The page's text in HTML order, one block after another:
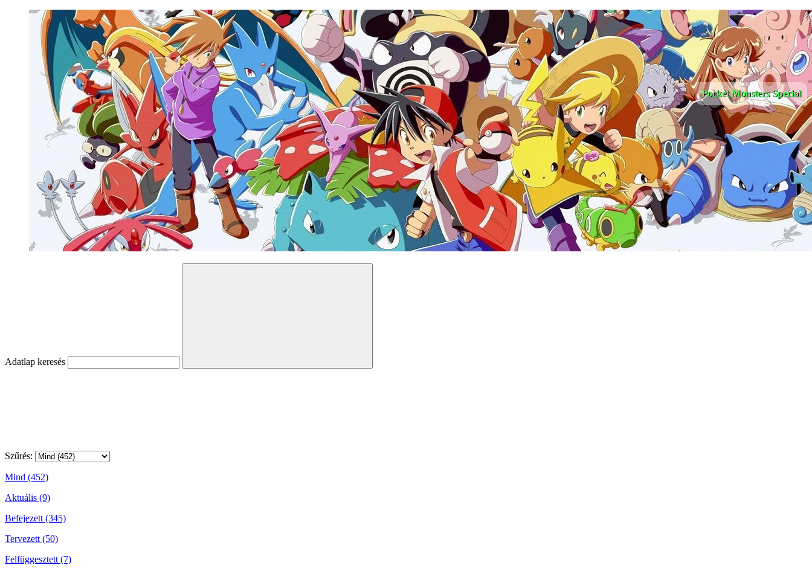
Pocket Monsters Special
Adatlap keresés
Szűrés:
Mind (452)
Aktuális (9)
Befejezett (345)
Tervezett (50)
Felfüggesztett (7)